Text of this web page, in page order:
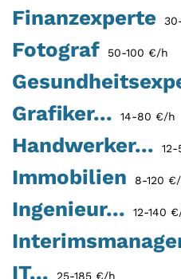
Finanzexperte
Fotograf 50-100 €/h
Grafiker... 14-80 €/h
Handwerker...
Immobilien 8-120
Ingenieur... 12-140
IT... 25-185 €/h